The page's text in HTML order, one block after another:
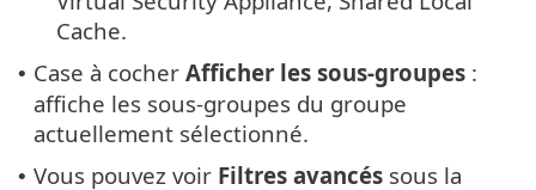
Cache.
• Case à cocher Afficher les sous-groupes :
affiche les sous-groupes du groupe
actuellement sélectionné.
• Vous pouvez voir Filtres avancés sous la